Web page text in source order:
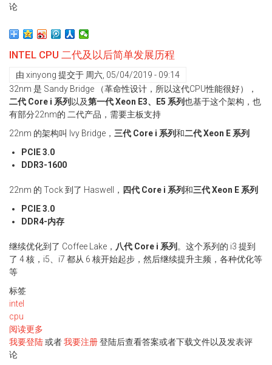
置
主
事
项
论
INTEL CPU 二代及以后简单发展历程
由 xinyong 提交于 周六, 05/04/2019 - 09:14
32nm 是 Sandy Bridge （革命性设计，所以这代CPU性能很好），
二代 Core i 系列 以及第一代 Xeon E3、E5 系列也基于这个架构，也
有部分22nm的 二代产品，需要主板支持
22nm 的架构叫 Ivy Bridge， 三代 Core i 系列和二代 Xeon E 系列
PCIE 3.0
DDR3-1600
22nm 的 Tock 到了 Haswell， 四代 Core i 系列和三代 Xeon E 系列
PCIE 3.0
DDR4-内存
继续优化到了 Coffee Lake， 八代 Core i 系列 。这个系列的 i3 提到
了 4 核，i5、i7 都从 6 核开始起步，然后继续提升主频，各种优化等
等
标签
intel
cpu
阅读更多
于
我要登陆或者我要注册登陆后查看答案或者下载文件以及发表评
论